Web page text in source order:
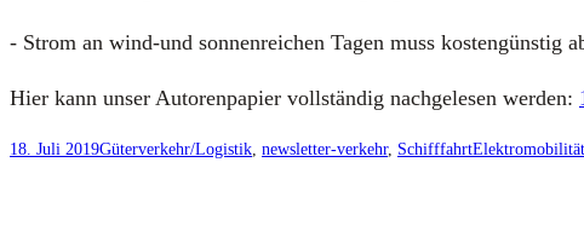
- Strom an wind-und son­nen­rei­chen Tagen muss kos­ten­güns­tig
Hier kann unser Autoren­pa­pier voll­stän­dig nach­ge­le­sen wer­den:
18. Juli 2019Güterverkehr/Logistik, newsletter-verkehr, SchifffahrtElektromobilität